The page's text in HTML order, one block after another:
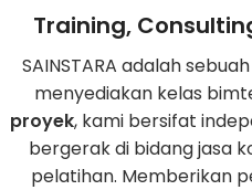
Training,
SAINSTARA adalah
menyediakan kelas
proyek, kami bersifat
bergerak di bidang jasa
pelatihan. Memberikan